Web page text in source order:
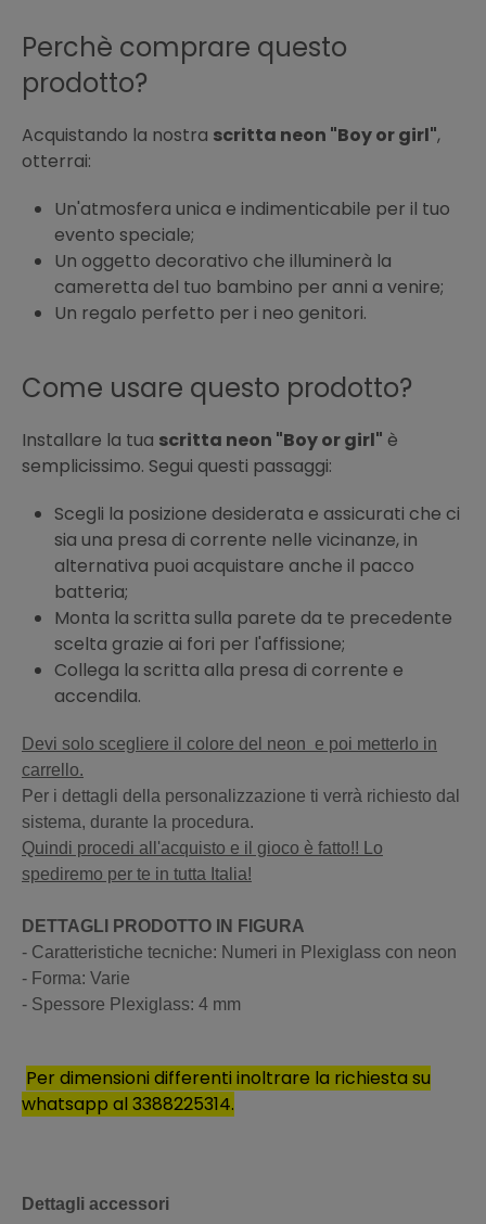
Perchè comprare questo
prodotto?
Acquistando la nostra scritta neon "Boy or girl",
otterrai:
Un'atmosfera unica e indimenticabile per il tuo
evento speciale;
Un oggetto decorativo che illuminerà la
cameretta del tuo bambino per anni a venire;
Un regalo perfetto per i neo genitori.
Come usare questo prodotto?
Installare la tua scritta neon "Boy or girl" è
semplicissimo. Segui questi passaggi:
Scegli la posizione desiderata e assicurati che ci
sia una presa di corrente nelle vicinanze, in
alternativa puoi acquistare anche il pacco
batteria;
Monta la scritta sulla parete da te precedente
scelta grazie ai fori per l'affissione;
Collega la scritta alla presa di corrente e
accendila.
Devi solo scegliere il colore del neon e poi metterlo in
carrello.
Per i dettagli della personalizzazione ti verrà richiesto dal
sistema, durante la procedura.
Quindi procedi all'acquisto e il gioco è fatto!! Lo
spediremo per te in tutta Italia!
DETTAGLI PRODOTTO IN FIGURA
- Caratteristiche tecniche: Numeri in Plexiglass con neon
- Forma: Varie
- Spessore Plexiglass: 4 mm
Per dimensioni differenti inoltrare la richiesta su
whatsapp al 3388225314.
Dettagli accessori